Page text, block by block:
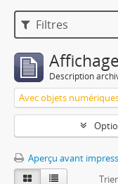
Filtres
Description
Avec objets
Aperçu avant